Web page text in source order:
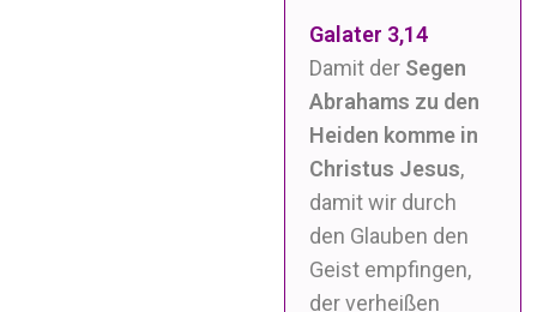
Galater 3,14
Damit der Segen
Abrahams zu den
Heiden komme in
Christus Jesus,
damit wir durch
den Glauben den
Geist empfingen,
der verheißen